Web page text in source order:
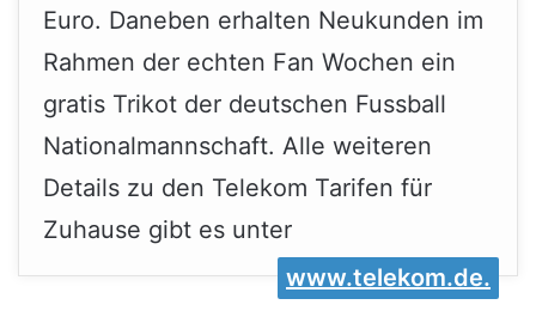
Euro. Daneben erhalten Neukunden im
Rahmen der echten Fan Wochen ein
gratis Trikot der deutschen Fussball
Nationalmannschaft. Alle weiteren
Details zu den Telekom Tarifen für
Zuhause gibt es unter
www.telekom.de.